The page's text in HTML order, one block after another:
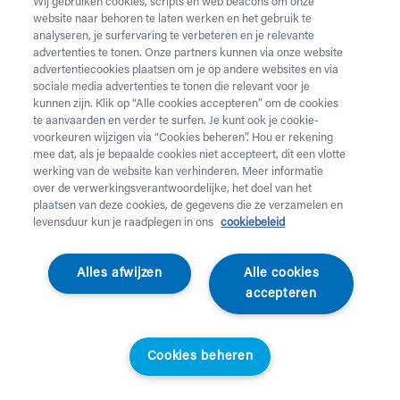
Vul onderstaand formulier in voor de huur van
zorgmateriaal.Dringende levering of levering in het
weekendnodig? Neem telefonisch contact op via 02 218
22 22.
Heb jekrukken nodig? Die kan je enkel aankopen. Wil je
huurmateriaal laten ophalen? Dat kan hier.
Opgelet!Je huurt voor minstens 1 maand en betaalt een
servicekost. Check de prijzenhier. Een gewone levering
duurt 2 werkdagen, een dringende levering krijg je de
feestdagen.
website naar behoren te laten werken en het gebruik te
analyseren, je surfervaring te verbeteren en je relevante
advertenties te tonen. Onze partners kunnen via onze website
advertentiecookies plaatsen om je op andere websites en via
sociale media advertenties te tonen die relevant voor je
kunnen zijn. Klik op “Alle cookies accepteren” om de cookies
te aanvaarden en verder te surfen. Je kunt ook je cookie-
voorkeuren wijzigen via “Cookies beheren”. Hou er rekening
mee dat, als je bepaalde cookies niet accepteert, dit een vlotte
werking van de website kan verhinderen. Meer informatie
over de verwerkingsverantwoordelijke, het doel van het
plaatsen van deze cookies, de gegevens die ze verzamelen en
levensduur kun je raadplegen in ons
cookiebeleid
Alle cookies
accepteren
Alles afwijzen
Cookies beheren